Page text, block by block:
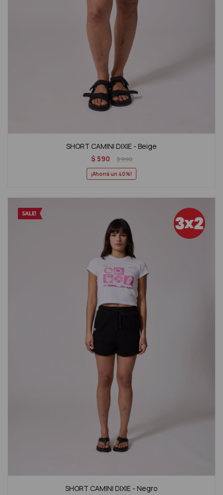
SHORT CAMINI DIXIE - Beige
$ 590 $990
40
SHORT CAMINI DIXIE - Negro